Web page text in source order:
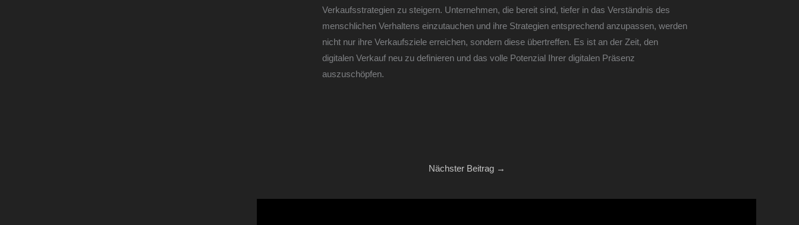
Verkaufsstrategien zu steigern. Unternehmen, die bereit sind, tiefer in das Verständnis des
menschlichen Verhaltens einzutauchen und ihre Strategien entsprechend anzupassen, werden
nicht nur ihre Verkaufsziele erreichen, sondern diese übertreffen. Es ist an der Zeit, den
digitalen Verkauf neu zu definieren und das volle Potenzial Ihrer digitalen Präsenz
auszuschöpfen.
Nächster Beitrag →